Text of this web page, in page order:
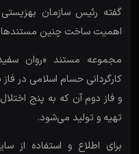
اهمیت ساخت چنین
مجموعه مستند «روان
کارگردانی حسام اسلامی در
و فاز دوم آن که به پنج
تهیه و تولید می‌شود.
برای اطلاع و استفاده از